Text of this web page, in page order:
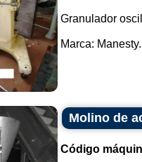
Granulador
Marca:
Molino de
Código